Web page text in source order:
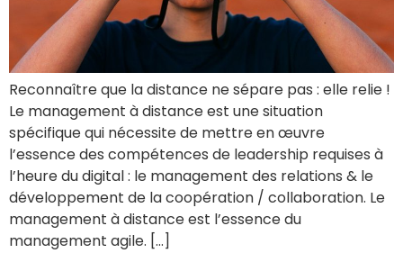
Reconnaître que la distance ne sépare pas : elle relie !
Le management à distance est une situation
spécifique qui nécessite de mettre en œuvre
l’essence des compétences de leadership requises à
l’heure du digital : le management des relations & le
développement de la coopération / collaboration. Le
management à distance est l’essence du
management agile. […]